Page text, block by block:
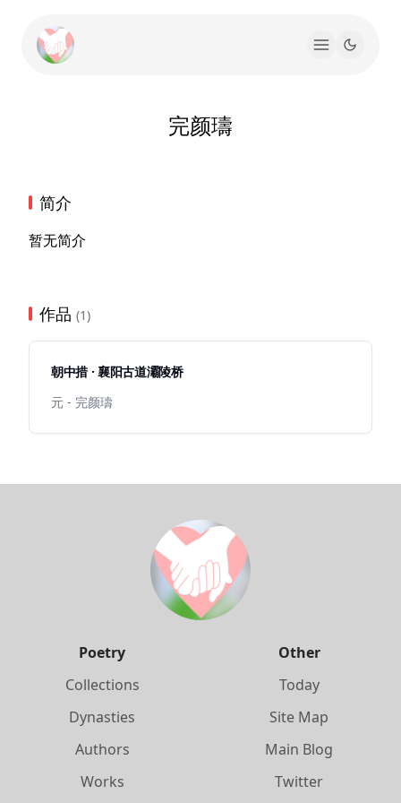
完颜璹
简介
暂无简介
作品 (1)
朝中措 · 襄阳古道灞陵桥
元 - 完颜璹
Poetry
Collections
Dynasties
Authors
Works
Other
Today
Site Map
Main Blog
Twitter